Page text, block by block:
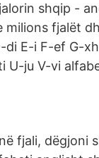
shqip -
milions fjalët
E-i F-ef G-
U-ju V-vi
fjali, dëgjoni